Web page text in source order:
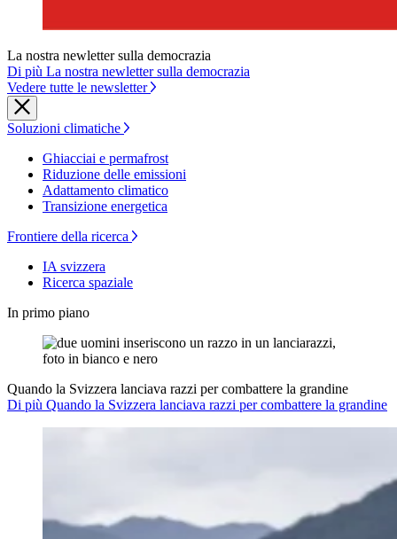
La nostra newletter sulla democrazia
Di più La nostra newletter sulla democrazia
Vedere tutte le newsletter
Soluzioni climatiche
Ghiacciai e permafrost
Riduzione delle emissioni
Adattamento climatico
Transizione energetica
Frontiere della ricerca
IA svizzera
Ricerca spaziale
In primo piano
Quando la Svizzera lanciava razzi per combattere la grandine
Di più Quando la Svizzera lanciava razzi per combattere la grandine